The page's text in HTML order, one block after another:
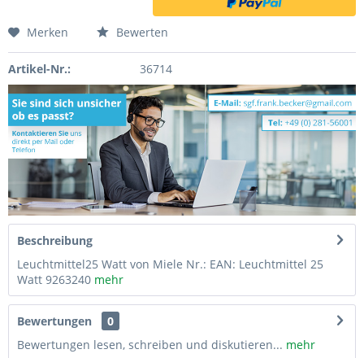
Merken Bewerten
Artikel-Nr.: 36714
Beschreibung
Leuchtmittel25 Watt von Miele Nr.: EAN: Leuchtmittel 25
Watt 9263240 mehr
Bewertungen
0
Bewertungen lesen, schreiben und diskutieren... mehr